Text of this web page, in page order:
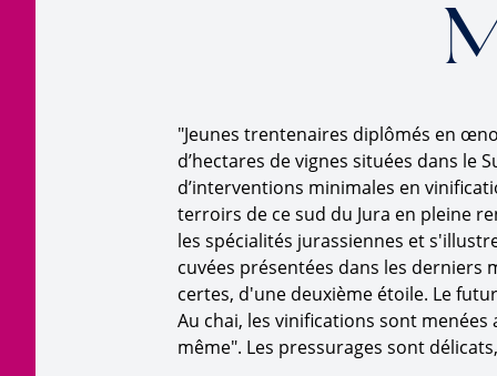
"Jeunes trentenaires diplômés en
d’hectares de vignes situées dans le
d’interventions minimales en
terroirs de ce sud du Jura en pleine
les spécialités jurassiennes et
cuvées présentées dans les
certes, d'une deuxième étoile. Le
Au chai, les vinifications sont
même". Les pressurages sont